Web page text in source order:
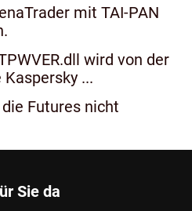
mit TAI-PAN
wird von der
...
Futures nicht
Sie da